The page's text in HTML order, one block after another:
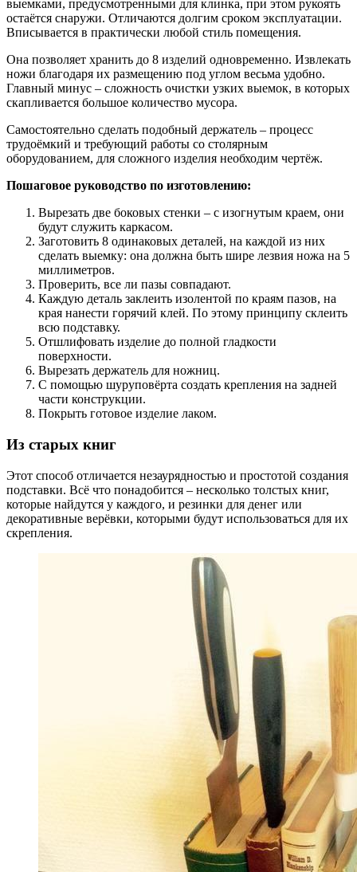
выемками, предусмотренными для клинка, при этом рукоять
остаётся снаружи. Отличаются долгим сроком эксплуатации.
Вписывается в практически любой стиль помещения.
Она позволяет хранить до 8 изделий одновременно. Извлекать
ножи благодаря их размещению под углом весьма удобно.
Главный минус – сложность очистки узких выемок, в которых
скапливается большое количество мусора.
Самостоятельно сделать подобный держатель – процесс
трудоёмкий и требующий работы со столярным
оборудованием, для сложного изделия необходим чертёж.
Пошаговое руководство по изготовлению:
Вырезать две боковых стенки – с изогнутым краем, они
будут служить каркасом.
Заготовить 8 одинаковых деталей, на каждой из них
сделать выемку: она должна быть шире лезвия ножа на 5
миллиметров.
Проверить, все ли пазы совпадают.
Каждую деталь заклеить изолентой по краям пазов, на
края нанести горячий клей. По этому принципу склеить
всю подставку.
Отшлифовать изделие до полной гладкости
поверхности.
Вырезать держатель для ножниц.
С помощью шуруповёрта создать крепления на задней
части конструкции.
Покрыть готовое изделие лаком.
Из старых книг
Этот способ отличается незаурядностью и простотой создания
подставки. Всё что понадобится – несколько толстых книг,
которые найдутся у каждого, и резинки для денег или
декоративные верёвки, которыми будут использоваться для их
скрепления.